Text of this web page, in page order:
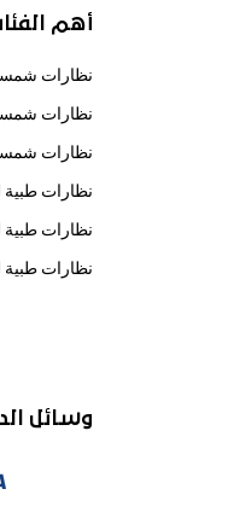
أهم
نظارات
نظارات
نظارات
نظارات طبية
نظارات طبية
نظارات طبية
وسائل